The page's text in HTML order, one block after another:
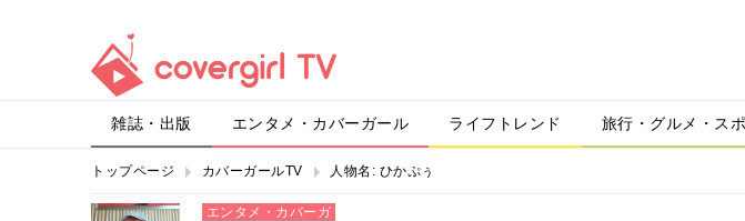
雑誌・出版 エンタメ・カバーガール ライフトレンド 旅行・グルメ・ス
トップページ カバーガールTV 人物名: ひかぷぅ
エンタメ・カバーガ